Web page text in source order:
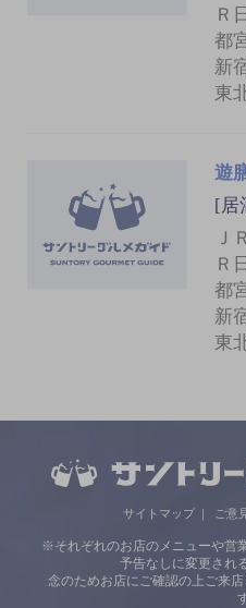
Ｒ
都
新
東
遊
[居
Ｊ
Ｒ
都
新
東
サイトマップ ご意
※それぞれのお店のメニューや営
予告なしに変更され
念のためお店にご確認の上ご来